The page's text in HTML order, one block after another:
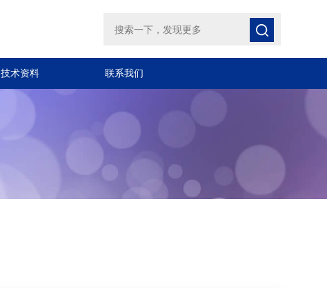
技术资料 联系我们